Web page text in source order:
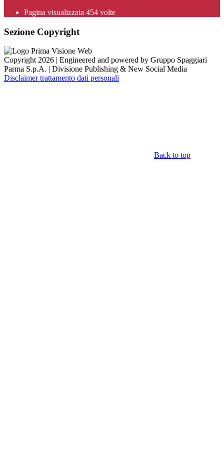
Pagina visualizzata 454 volte
Sezione Copyright
Copyright 2026 | Engineered and powered by Gruppo Spaggiari
Parma S.p.A. | Divisione Publishing & New Social Media
Disclaimer trattamento dati personali
Back to top